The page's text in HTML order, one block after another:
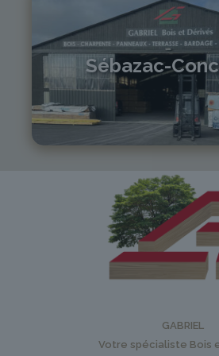
Sébazac-
05 81 55 83
monistrol@gabriel-
GABRIEL
Votre spécialiste Bois